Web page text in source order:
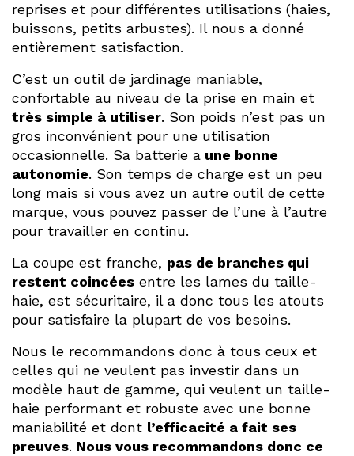
reprises et pour différentes utilisations (haies,
buissons, petits arbustes). Il nous a donné
entièrement satisfaction.
C’est un outil de jardinage maniable,
confortable au niveau de la prise en main et
très simple à utiliser. Son poids n’est pas un
gros inconvénient pour une utilisation
occasionnelle. Sa batterie a une bonne
autonomie. Son temps de charge est un peu
long mais si vous avez un autre outil de cette
marque, vous pouvez passer de l’une à l’autre
pour travailler en continu.
La coupe est franche, pas de branches qui
restent coincées entre les lames du taille-
haie, est sécuritaire, il a donc tous les atouts
pour satisfaire la plupart de vos besoins.
Nous le recommandons donc à tous ceux et
celles qui ne veulent pas investir dans un
modèle haut de gamme, qui veulent un taille-
haie performant et robuste avec une bonne
maniabilité et dont l’efficacité a fait ses
preuves. Nous vous recommandons donc ce